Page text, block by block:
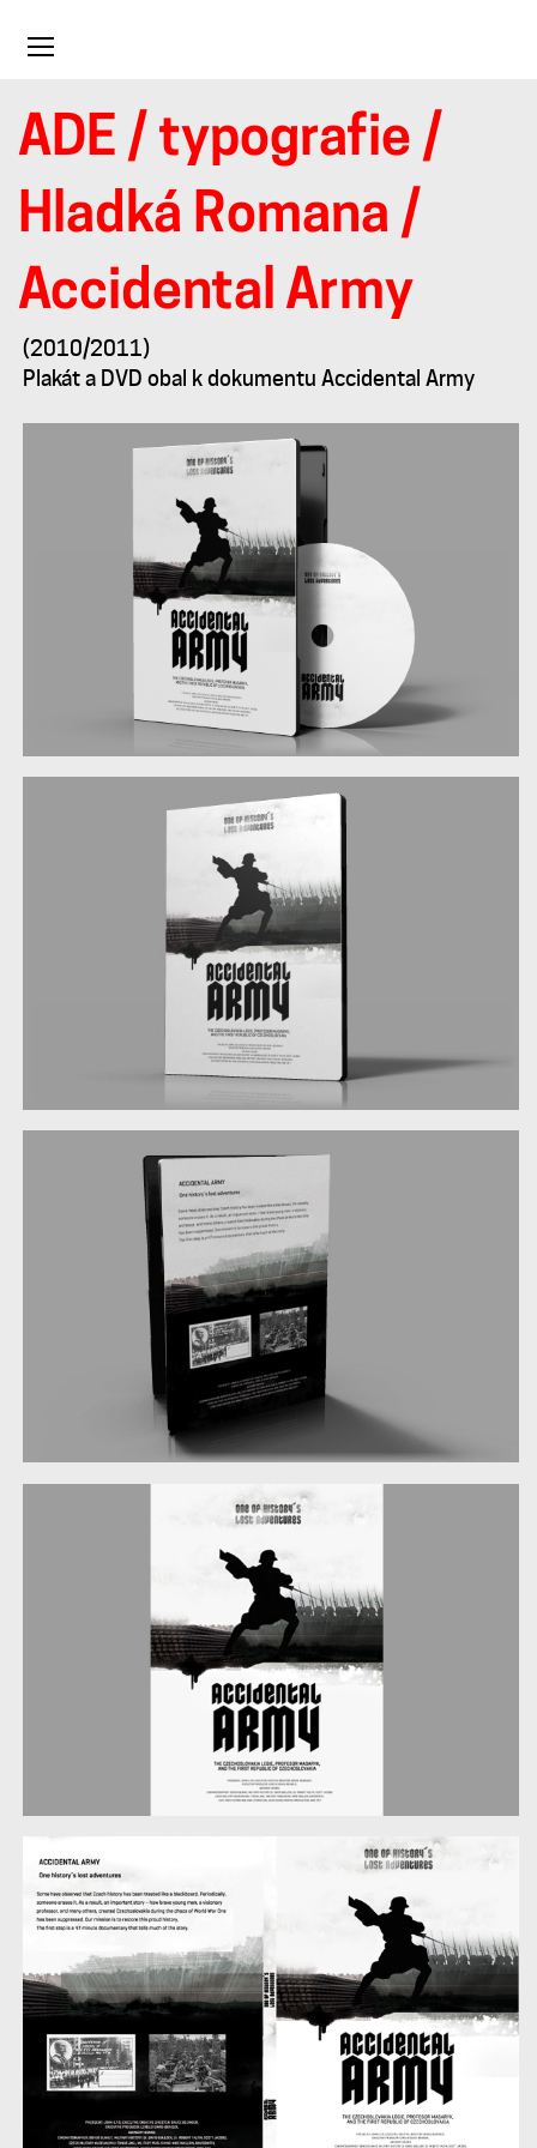
Toggle
ADE / typografie /
Hladká Romana /
Accidental Army
Accidental
Army
(2010/2011)
Plakát a DVD obal k dokumentu Accidental Army